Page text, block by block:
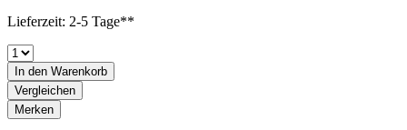
Lieferzeit: 2-5 Tage**
In den Warenkorb
Vergleichen
Merken